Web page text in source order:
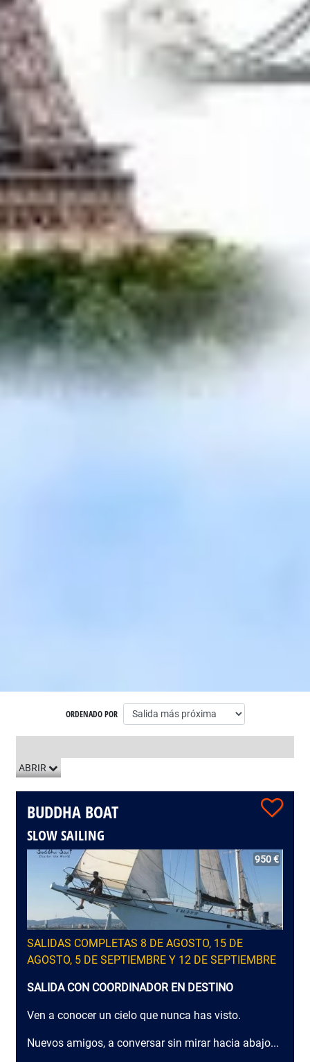
ORDENADO POR
ABRIR
BUDDHA BOAT
SLOW SAILING
950 €
SALIDAS COMPLETAS 8 DE AGOSTO, 15 DE
AGOSTO, 5 DE SEPTIEMBRE Y 12 DE SEPTIEMBRE
SALIDA CON COORDINADOR EN DESTINO
Ven a conocer un cielo que nunca has visto.
Nuevos amigos, a conversar sin mirar hacia abajo...